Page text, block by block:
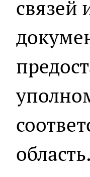
связей
область.